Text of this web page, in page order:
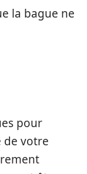
la bague ne
pour
de votre